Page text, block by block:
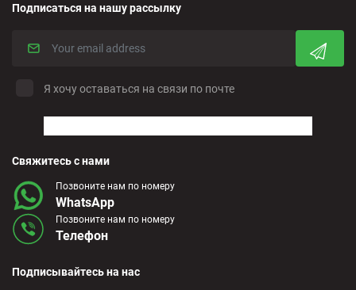
Подписаться на нашу рассылку
Я хочу оставаться на связи по почте
Свяжитесь с нами
Позвоните нам по номеру
WhatsApp
Позвоните нам по номеру
Телефон
Подписывайтесь на нас